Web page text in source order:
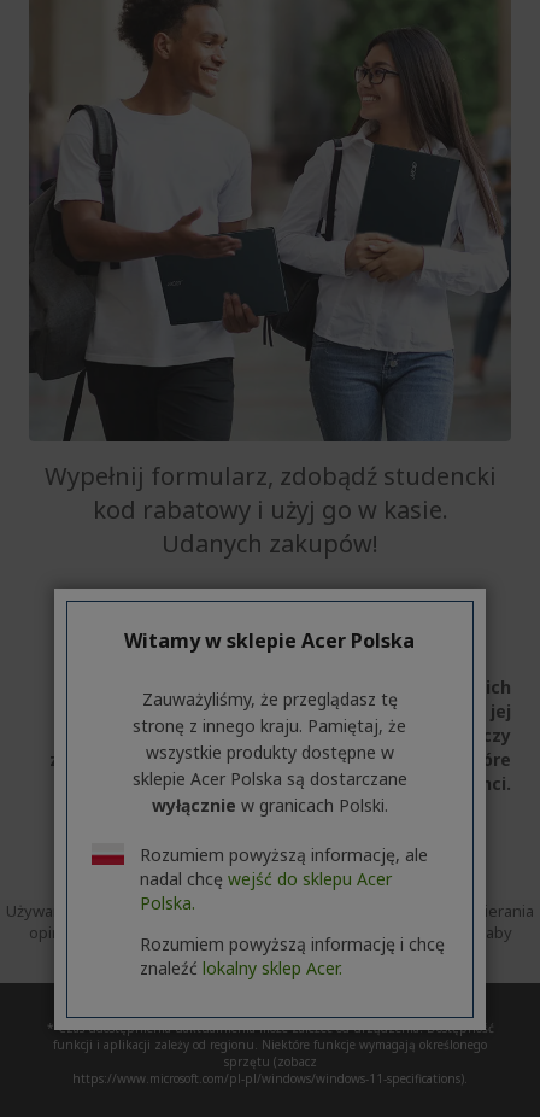
Wypełnij formularz, zdobądź studencki
kod rabatowy i użyj go w kasie.
Udanych zakupów!
*Zniżka Studencka Acer dotyczy wszystkich
produktów, o ile nie określono inaczej. Nie można jej
łączyć z innymi ofertami. Ta zniżka nie dotyczy
zakupów dokonywanych przez firmy lub osoby, które
nie kwalifikują się jako konsumenci.
Używamy Trusted Shops jako niezależnego dostawcy usług do zbierania
opinii. Trusted Shops podjęło rozsądne i proporcjonalne kroki, aby
zapewnić, że są to autentyczne recenzje. Więcej informacji
* Czas udostępnienia uaktualnienia może zależeć od urządzenia. Dostępność
funkcji i aplikacji zależy od regionu. Niektóre funkcje wymagają określonego
sprzętu (zobacz
https://www.microsoft.com/pl-pl/windows/windows-11-specifications).
Witamy w sklepie Acer Polska
Zauważyliśmy, że przeglądasz tę
stronę z innego kraju. Pamiętaj, że
wszystkie produkty dostępne w
sklepie Acer Polska są dostarczane
wyłącznie w granicach Polski.
Rozumiem powyższą informację, ale
nadal chcę wejść do sklepu Acer
Polska.
Rozumiem powyższą informację i chcę
znaleźć lokalny sklep Acer.